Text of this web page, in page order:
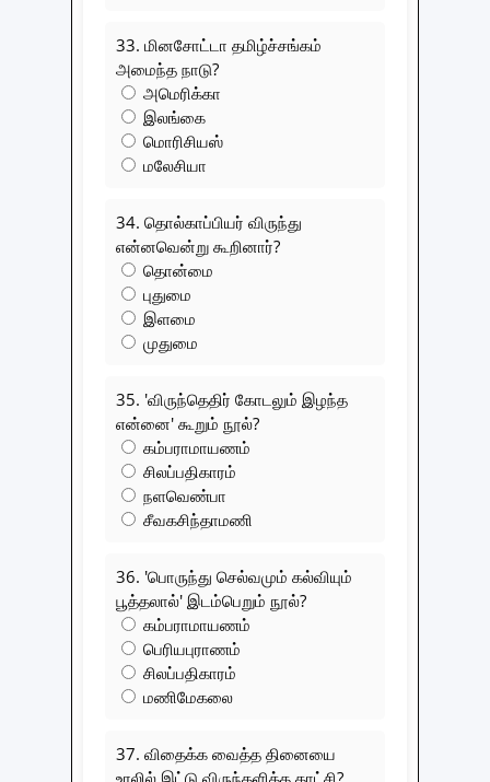
33. மினசோட்டா தமிழ்ச்சங்கம்
அமைந்த நாடு?
அமெரிக்கா
இலங்கை
மொரிசியஸ்
மலேசியா
34. தொல்காப்பியர் விருந்து
என்னவென்று கூறினார்?
தொன்மை
புதுமை
இளமை
முதுமை
35. 'விருந்தெதிர் கோடலும் இழந்த
என்னை' கூறும் நூல்?
கம்பராமாயணம்
சிலப்பதிகாரம்
நளவெண்பா
சீவகசிந்தாமணி
36. 'பொருந்து செல்வமும் கல்வியும்
பூத்தலால்' இடம்பெறும் நூல்?
கம்பராமாயணம்
பெரியபுராணம்
சிலப்பதிகாரம்
மணிமேகலை
37. விதைக்க வைத்த தினையை
உரலில் இட்டு விருந்தளித்த காட்சி?